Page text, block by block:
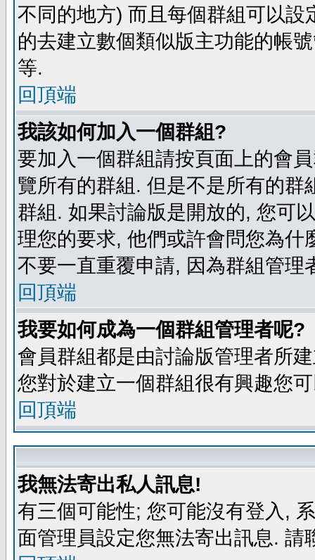
不同的地方) 而且每個群組可以
的去建立數個類似版主功能的帳
等.
回頂端
我該如何加入一個群組?
要加入一個群組請按頁面上的會
覽所有的群組. 但是不是所有的
群組. 如果討論版是開放的, 您可
理您的要求, 他們或許會問您為
不要一直重覆申請, 因為群組管理
回頂端
我要如何成為一個群組管理者呢?
會員群組都是由討論版管理者所
您對於建立一個群組很有興趣您
回頂端
我無法寄出私人訊息!
有三個可能性; 您可能沒有登入,
面管理員設定您無法寄出訊息. 請